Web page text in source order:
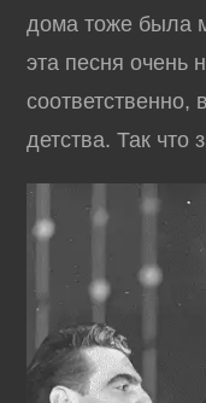
дома тоже была
эта песня очень
соответственно,
детства. Так что